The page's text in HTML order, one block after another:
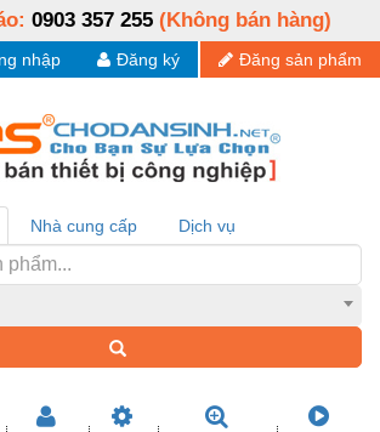
0903 357 255 (Không bán hàng)
Đăng sản phẩm
Đăng ký
nhập
Nhà cung cấp Dịch vụ